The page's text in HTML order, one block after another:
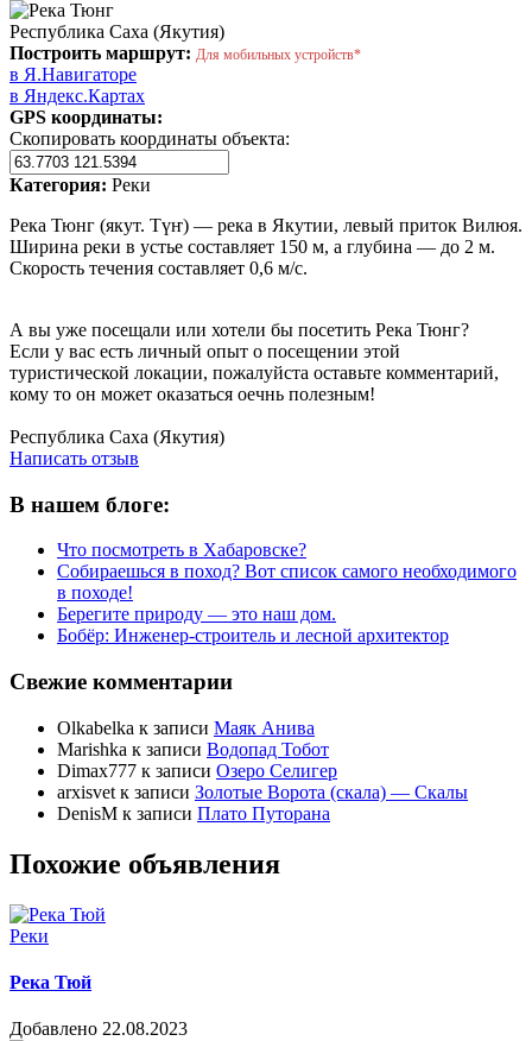
Республика Саха (Якутия)
Построить маршрут: Для мобильных устройств*
в Я.Навигаторе
в Яндекс.Картах
GPS координаты:
Скопировать координаты объекта:
Категория: Реки
Река Тюнг (якут. Түҥ) — река в Якутии, левый приток Вилюя.
Ширина реки в устье составляет 150 м, а глубина — до 2 м.
Скорость течения составляет 0,6 м/с.
А вы уже посещали или хотели бы посетить Река Тюнг?
Если у вас есть личный опыт о посещении этой
туристической локации, пожалуйста оставьте комментарий,
кому то он может оказаться оечнь полезным!
Республика Саха (Якутия)
Написать отзыв
В нашем блоге:
Что посмотреть в Хабаровске?
Собираешься в поход? Вот список самого необходимого
в походе!
Берегите природу — это наш дом.
Бобёр: Инженер-строитель и лесной архитектор
Свежие комментарии
Olkabelka к записи Маяк Анива
Marishka к записи Водопад Тобот
Dimax777 к записи Озеро Селигер
arxisvet к записи Золотые Ворота (скала) — Скалы
DenisM к записи Плато Путорана
Похожие объявления
Реки
Река Тюй
Добавлено 22.08.2023